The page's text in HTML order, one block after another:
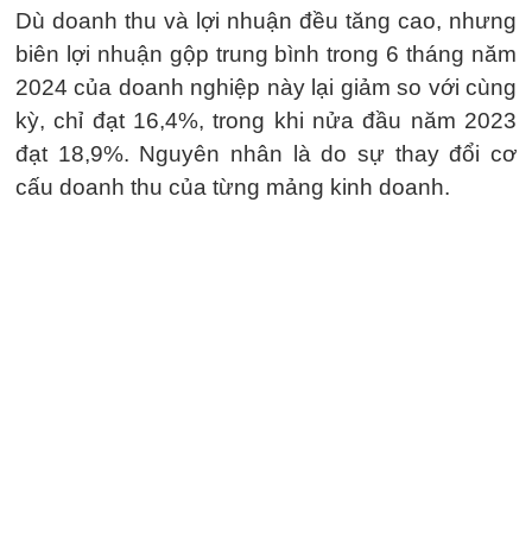
Dù doanh thu và lợi nhuận đều tăng cao, nhưng
biên lợi nhuận gộp trung bình trong 6 tháng năm
2024 của doanh nghiệp này lại giảm so với cùng
kỳ, chỉ đạt 16,4%, trong khi nửa đầu năm 2023
đạt 18,9%. Nguyên nhân là do sự thay đổi cơ
cấu doanh thu của từng mảng kinh doanh.